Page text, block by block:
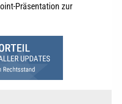
Präsentation zur